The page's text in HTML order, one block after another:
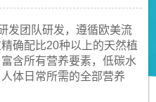
发团队研发，遵循欧美流
确配比20种以上的天然植
含所有营养要素，低碳水
体日常所需的全部营养